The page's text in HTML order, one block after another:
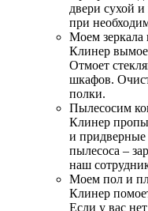
двери сухой
при
Моем зеркала
Клинер
Отмоет
шкафов.
полки.
Пылесосим
Клинер
и придверные
пылесоса –
наш
Моем пол и
Клинер
Если у вас